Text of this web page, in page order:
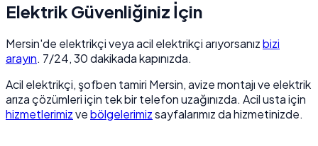
Elektrik Güvenliğiniz İçin
Mersin'de elektrikçi veya acil elektrikçi arıyorsanızbizi
arayın. 7/24, 30 dakikada kapınızda.
Acil elektrikçi, şofben tamiri Mersin, avize montajı ve elektrik
arıza çözümleri için tek bir telefon uzağınızda. Acil usta için
hizmetlerimizvebölgelerimizsayfalarımız da hizmetinizde.